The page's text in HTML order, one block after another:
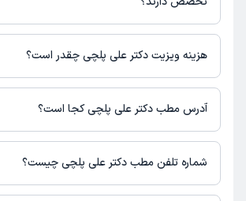
دکتر علی پلچی در تشخیص علائم و درمان بیماری‌های
فعالیت می‌کنند.
هزینه ویزیت دکتر علی پلچی چقدر است؟
برای اطلاع از هزینه ویزیت دکتر علی پلچی، لازم است با
آدرس مطب دکتر علی پلچی کجا است؟
دکتر علی پلچی 1 مطب فعال دارند. آدرس مطب‌های
است.
خوی ، خیابان 22بهمن، 300 متر پایین از
اردیبهشت3 کلینیک دندانپزشکی دکتر علی پلچی
شماره تلفن مطب دکتر علی پلچی چیست؟
کلینیک دندانپزشکی دکتر علی پلچی : 04436340069